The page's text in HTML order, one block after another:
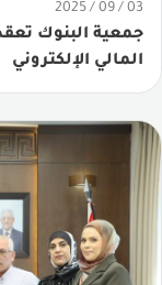
03 / 09 / 2025
جمعية البنوك
المالي الإلكتروني